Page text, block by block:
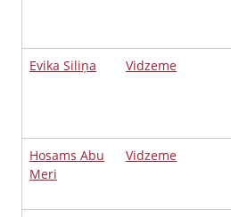
Evika Siliņa
Vidzeme
Hosams Abu
Meri
Vidzeme